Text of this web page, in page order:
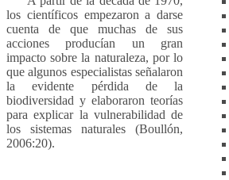
los científicos empezaron a darse
cuenta de que muchas de sus
acciones producían un gran
impacto sobre la naturaleza, por lo
que algunos especialistas señalaron
la evidente pérdida de la
biodiversidad y elaboraron teorías
para explicar la vulnerabilidad de
los sistemas naturales (Boullón,
2006:20).